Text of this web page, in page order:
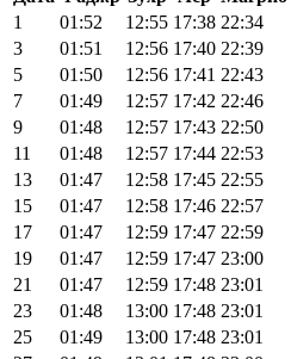
1
01:52 12:55 17:38 22:34
3
01:51 12:56 17:40 22:39
5
01:50 12:56 17:41 22:43
7
01:49 12:57 17:42 22:46
9
01:48 12:57 17:43 22:50
11
01:48 12:57 17:44 22:53
13
01:47 12:58 17:45 22:55
15
01:47 12:58 17:46 22:57
17
01:47 12:59 17:47 22:59
19
01:47 12:59 17:47 23:00
21
01:47 12:59 17:48 23:01
23
01:48 13:00 17:48 23:01
25
01:49 13:00 17:48 23:01